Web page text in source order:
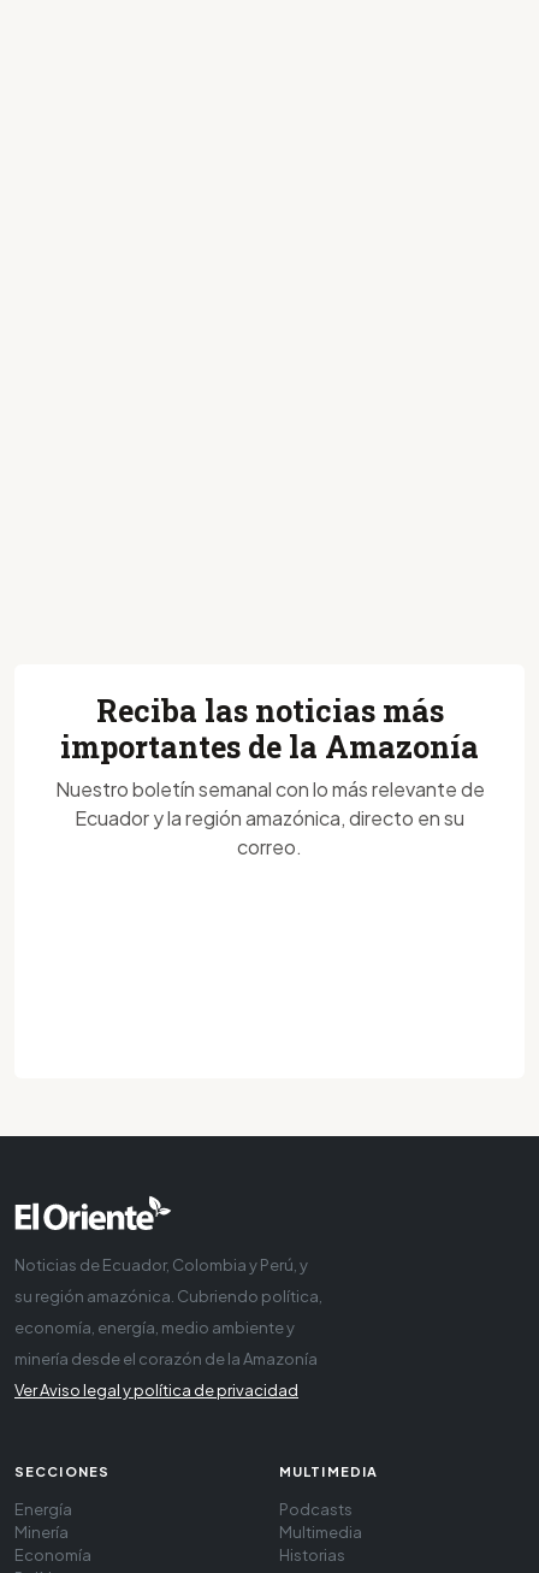
Reciba las noticias más
importantes de la Amazonía
Nuestro boletín semanal con lo más relevante de
Ecuador y la región amazónica, directo en su
correo.
Noticias de Ecuador, Colombia y Perú, y
su región amazónica. Cubriendo política,
economía, energía, medio ambiente y
minería desde el corazón de la Amazonía
Ver Aviso legal y política de privacidad
SECCIONES
Energía
Minería
Economía
MULTIMEDIA
Podcasts
Multimedia
Historias